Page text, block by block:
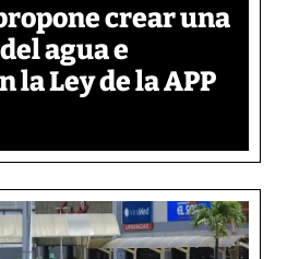
crear una
agua e
Ley de la APP